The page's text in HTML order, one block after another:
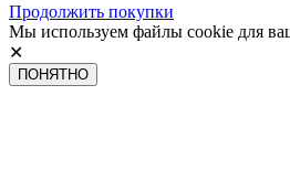
Продолжить покупки
Мы используем файлы cookie для
✕
ПОНЯТНО